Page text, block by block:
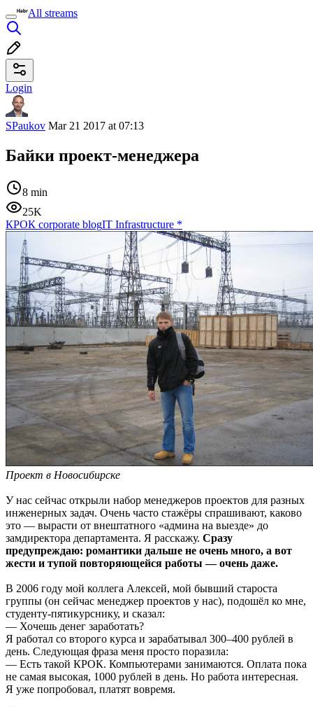
All streams
Login
SPaukov Mar 21 2017 at 07:13
Байки проект-менеджера
8 min
25K
КРОК corporate blogIT Infrastructure *
Проект в Новосибирске
У нас сейчас открыли набор менеджеров проектов для разных
инженерных задач. Очень часто стажёры спрашивают, каково
это — вырасти от внештатного «админа на выезде» до
замдиректора департамента. Я расскажу. Сразу
предупреждаю: романтики дальше не очень много, а вот
жести и тупой повторяющейся работы — очень даже.
В 2006 году мой коллега Алексей, мой бывший староста
группы (он сейчас менеджер проектов у нас), подошёл ко мне,
студенту-пятикурснику, и сказал:
— Хочешь денег заработать?
Я работал со второго курса и зарабатывал 300–400 рублей в
день. Следующая фраза меня просто поразила:
— Есть такой КРОК. Компьютерами занимаются. Оплата пока
не самая высокая, 1000 рублей в день. Но работа интересная.
Я уже попробовал, платят вовремя.